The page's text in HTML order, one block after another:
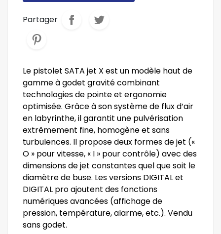
Partager
Le pistolet SATA jet X est un modèle haut de
gamme à godet gravité combinant
technologies de pointe et ergonomie
optimisée. Grâce à son système de flux d’air
en labyrinthe, il garantit une pulvérisation
extrêmement fine, homogène et sans
turbulences. Il propose deux formes de jet («
O » pour vitesse, « I » pour contrôle) avec des
dimensions de jet constantes quel que soit le
diamètre de buse. Les versions DIGITAL et
DIGITAL pro ajoutent des fonctions
numériques avancées (affichage de
pression, température, alarme, etc.). Vendu
sans godet.